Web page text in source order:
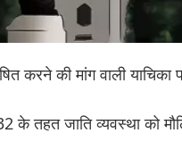
करने की मांग वाली
के तहत जाति व्यवस्था को